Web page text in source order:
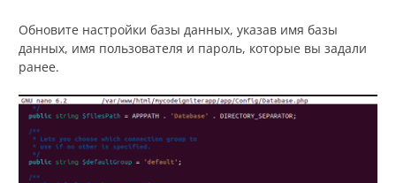
Обновите настройки базы данных, указав имя базы
данных, имя пользователя и пароль, которые вы задали
ранее.